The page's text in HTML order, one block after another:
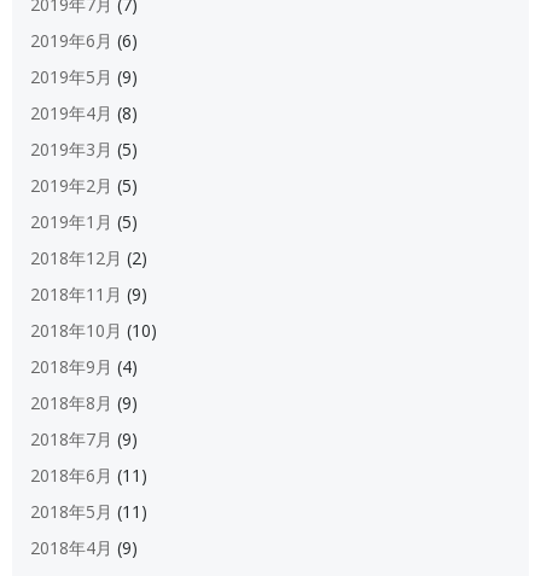
2019年6月 (6)
2019年5月 (9)
2019年4月 (8)
2019年3月 (5)
2019年2月 (5)
2019年1月 (5)
2018年12月 (2)
2018年11月 (9)
2018年10月 (10)
2018年9月 (4)
2018年8月 (9)
2018年7月 (9)
2018年6月 (11)
2018年5月 (11)
2018年4月 (9)